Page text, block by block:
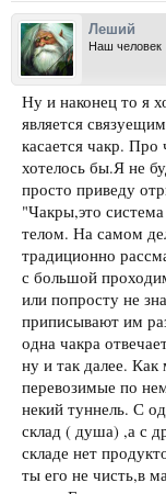
Леший
Наш человек
Ну и наконец то я
является
касается чакр.
хотелось бы.Я не
просто приведу
"Чакры,это
телом. На самом
традиционно
с большой
или попросту не
приписывают им
одна чакра
ну и так далее. Как
перевозимые по
некий туннель. С
склад ( душа) ,а с
складе нет
ты его не чисть,в